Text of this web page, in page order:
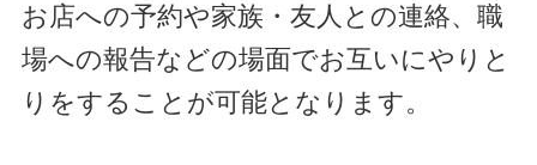
お店への予約や家族・友人との連絡、職
場への報告などの場面でお互いにやりと
りをすることが可能となります。